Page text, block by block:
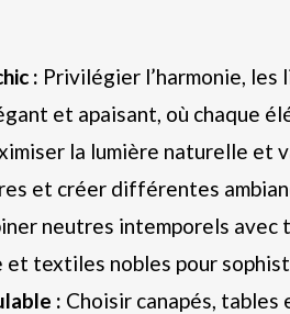
: Privilégier l’harmonie, les
et apaisant, où chaque
la lumière naturelle et
et créer différentes
neutres intemporels avec
et textiles nobles pour
: Choisir canapés,